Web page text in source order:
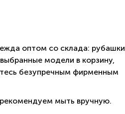
оптом со склада: рубашки
модели в корзину,
безупречным фирменным
мыть вручную.